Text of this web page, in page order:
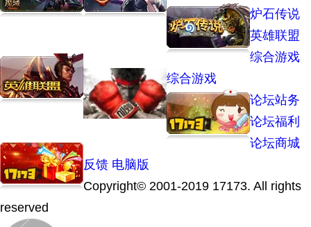
炉石传说
英雄联盟
综合游戏
综合游戏
论坛站务
论坛福利
论坛商城
反馈 电脑版
Copyright© 2001-2019 17173. All rights
reserved